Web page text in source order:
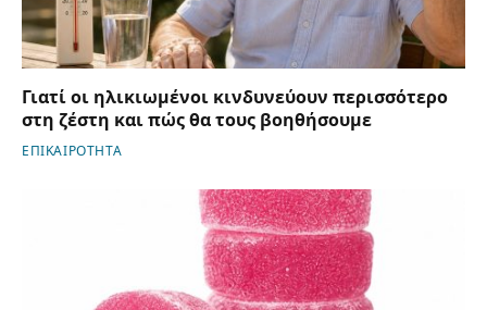
Γιατί οι ηλικιωμένοι κινδυνεύουν περισσότερο
στη ζέστη και πώς θα τους βοηθήσουμε
ΕΠΙΚΑΙΡΟΤΗΤΑ